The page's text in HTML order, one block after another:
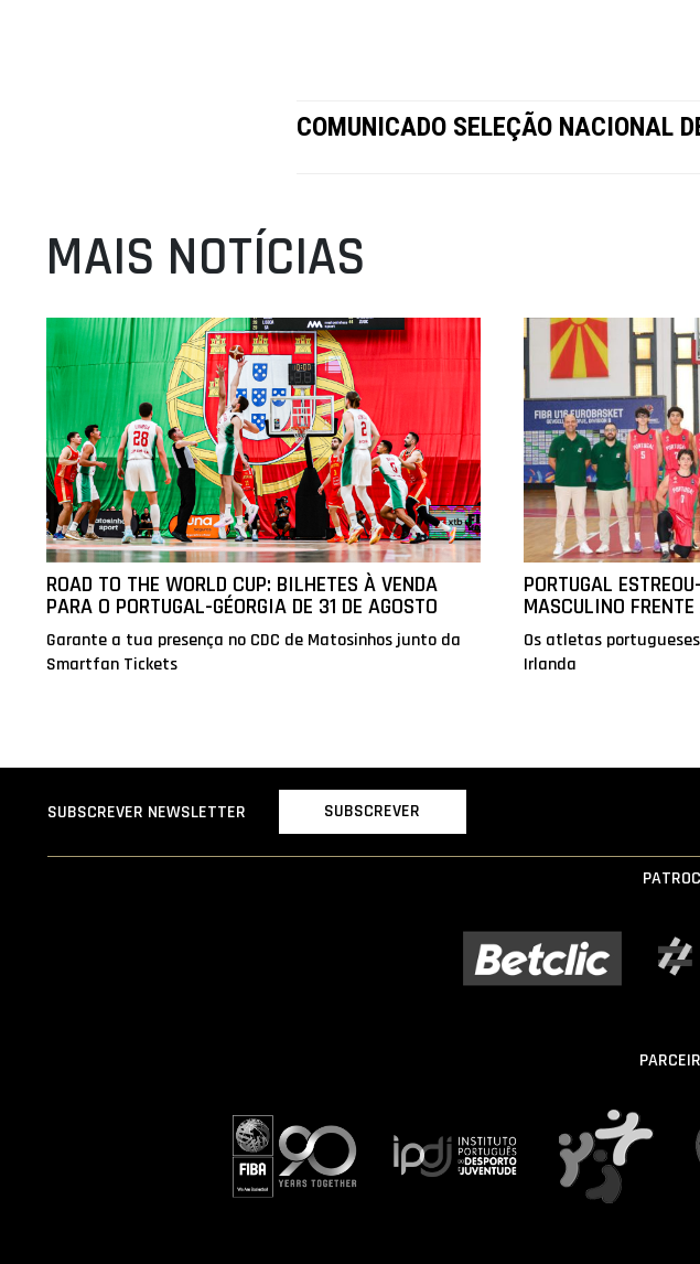
COMUNICADO SELEÇÃO NACIONAL
MAIS NOTÍCIAS
ROAD TO THE WORLD CUP: BILHETES À VENDA
PARA O PORTUGAL-GÉORGIA DE 31 DE AGOSTO
Garante a tua presença no CDC de Matosinhos junto da
Smartfan Tickets
PORTUGAL
MASCULINO
Os atletas
Irlanda
SUBSCREVER NEWSLETTER SUBSCREVER